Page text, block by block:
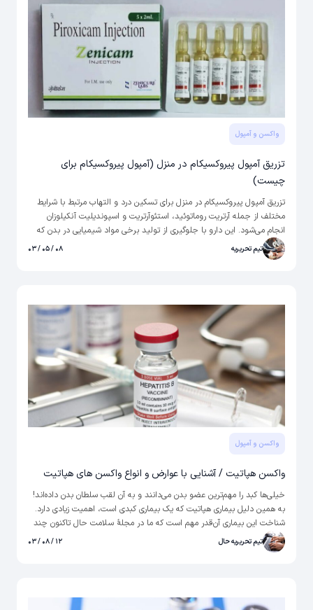
واکسن و آمپول
تزریق آمپول پیروکسیکام در منزل (آمپول پیروکسیکام برای
چیست)
تزریق آمپول پیروکسیکام در منزل برای تسکین درد و التهاب مرتبط با شرایط
مختلف از جمله آرتریت روماتوئید، استئوآرتریت و اسپوندیلیت آنکیلوزان
انجام می‌شود. این دارو با جلوگیری از تولید برخی مواد شیمیایی در بدن که
باعث التهاب می شوند، عمل می کند. تاریخچه پیروکسیکام به دهه 1970 برمی
گردد و در ابتدا به عنوان یک درمان بالقوه برای سرطان سینه توسعه یافت، اما
تیم تحریریه ۰۸ / ۰۵ / ۰۳
واکسن و آمپول
واکسن هپاتیت / آشنایی با عوارض و انواع واکسن های هپاتیت
خیلی‌ها کبد را مهم‌ترین عضو بدن می‌دانند و به آن لقب سلطان بدن داده‌اند!
به همین دلیل بیماری هپاتیت که یک بیماری کبدی است، اهمیت زیادی دارد.
شناخت این بیماری آن‌قدر مهم است که ما در مجلۀ سلامت حال تاکنون چند
مطلب دربارۀ انواع هپاتیت نوشته‌ایم. حالا می‌خواهیم برایتان دربارۀ واکسن
هپاتیت بگوییم.
تیم تحریریه حال ۱۲ / ۰۸ / ۰۳